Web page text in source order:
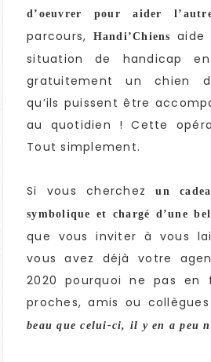
d’oeuvrer pour aider
parcours,
Handi’Chiens
aide
situation de handicap
gratuitement un chien
qu’ils puissent être
au quotidien ! Cette
Tout simplement.
Si vous cherchezun
symbolique et chargé d’une
que vous inviter à vous
vous avez déjà votre
2020 pourquoi ne pas en
proches, amis ou
beau que celui-ci, il y en a peu